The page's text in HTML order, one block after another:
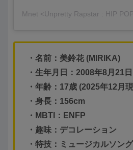
・名前：美鈴花 (MIRIKA)
・生年月日：2008年8月21日
・年齢：17歳 (2025年12月
・身長：156cm
・MBTI：ENFP
・趣味：デコレーション
・特技：ミュージカルソン